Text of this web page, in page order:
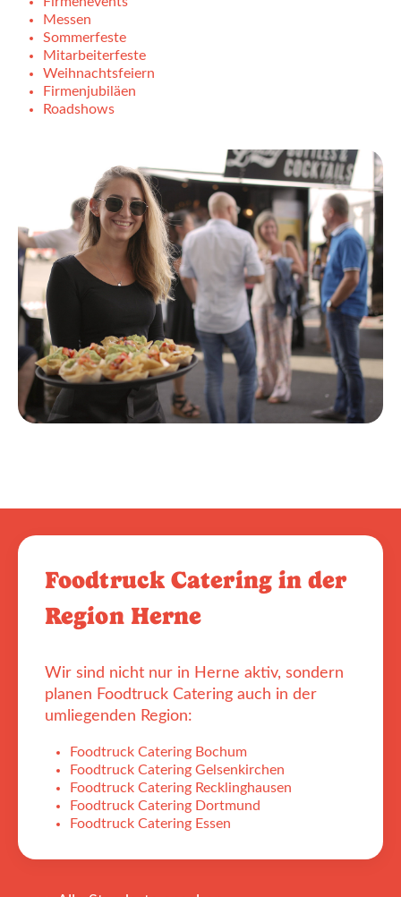
Messen
Sommerfeste
Mitarbeiterfeste
Weihnachtsfeiern
Firmenjubiläen
Roadshows
Foodtruck Catering in der
Region Herne
Wir sind nicht nur in Herne aktiv, sondern
planen Foodtruck Catering auch in der
umliegenden Region:
Foodtruck Catering Bochum
Foodtruck Catering Gelsenkirchen
Foodtruck Catering Recklinghausen
Foodtruck Catering Dortmund
Foodtruck Catering Essen